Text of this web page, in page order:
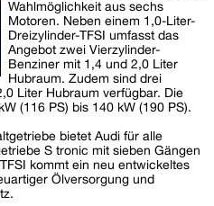
Wahlmöglichkeit aus sechs
Motoren. Neben einem 1,0-Liter-
Dreizylinder-TFSI umfasst das
Angebot zwei Vierzylinder-
Benziner mit 1,4 und 2,0 Liter
Hubraum. Zudem sind drei
Liter Hubraum verfügbar. Die
(116 PS) bis 140 kW (190 PS).
bietet Audi für alle
S tronic mit sieben Gängen
kommt ein neu entwickeltes
Ölversorgung und